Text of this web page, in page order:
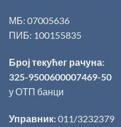
МБ: 07005636
ПИБ: 100155835
Број текућег рачуна:
325-9500600007469-50
у ОТП банци
Управник:011/3232379